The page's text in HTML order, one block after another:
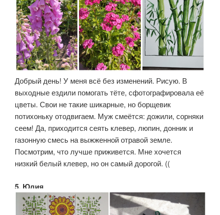
Добрый день! У меня всё без изменений. Рисую. В
выходные ездили помогать тёте, сфотографировала её
цветы. Свои не такие шикарные, но борщевик
потихоньку отодвигаем. Муж смеётся: дожили, сорняки
сеем! Да, приходится сеять клевер, люпин, донник и
газонную смесь на выжженной отравой земле.
Посмотрим, что лучше приживется. Мне хочется
низкий белый клевер, но он самый дорогой. ((
5. Юлия